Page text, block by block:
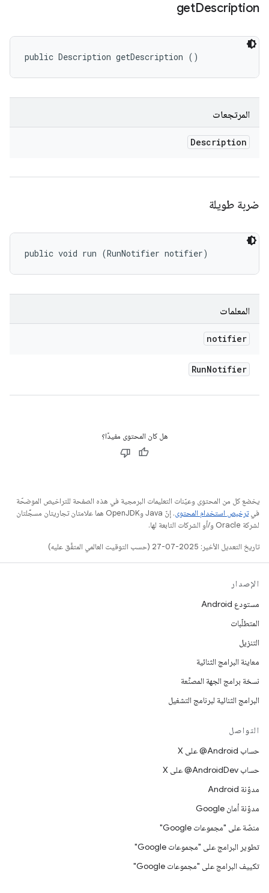
getDescription
public Description getDescription ()
المرتجعات
Description
ضربة طويلة
public void run (RunNotifier notifier)
المعلمات
notifier
RunNotifier
هل كان المحتوى مفيدًا؟
يخضع كل من المحتوى وعيّنات التعليمات البرمجية في هذه الصفحة للتراخيص الموضحّة
فيترخيص استخدام المحتوى
. إنّ Java وOpenJDK هما علامتان تجاريتان مسجَّلتان
لشركة Oracle و/أو الشركات التابعة لها.
تاريخ التعديل الأخير: 2025-07-27 (حسب التوقيت العالمي المتفَّق عليه)
الإصدار
مستودع Android
المتطلّبات
التنزيل
معاينة البرامج الثنائية
نسخة برامج الجهة المصنِّعة
البرامج الثنائية لبرنامج التشغيل
التواصل
حساب ‎@Android على X
حساب ‎@AndroidDev على X
مدوّنة Android
مدوّنة أمان Google
منصّة على "مجموعات Google"
تطوير البرامج على "مجموعات Google"
تكييف البرامج على "مجموعات Google"